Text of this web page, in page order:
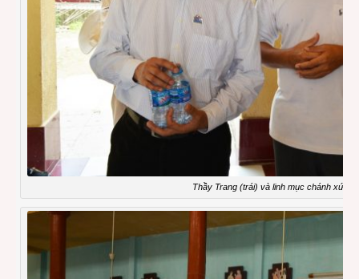
Thầy Trang (trái) và linh mục chánh xứ